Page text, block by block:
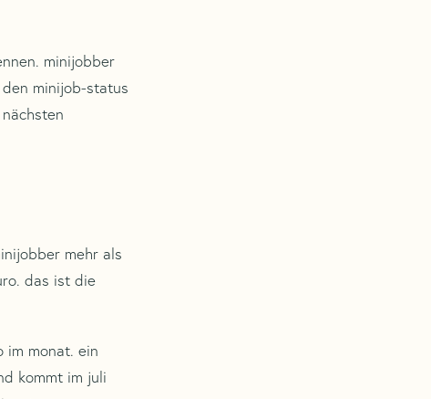
minijobber
minijob-status
mehr als
das ist die
im monat. ein
kommt im juli